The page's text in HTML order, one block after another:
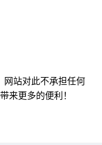
网站对此不承担任何
来更多的便利！